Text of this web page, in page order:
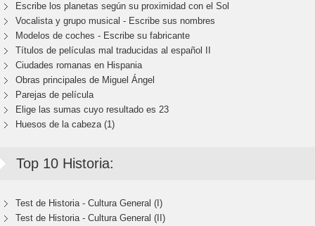
Escribe los planetas según su proximidad con el Sol
Vocalista y grupo musical - Escribe sus nombres
Modelos de coches - Escribe su fabricante
Títulos de películas mal traducidas al español II
Ciudades romanas en Hispania
Obras principales de Miguel Ángel
Parejas de película
Elige las sumas cuyo resultado es 23
Huesos de la cabeza (1)
Top 10 Historia:
Test de Historia - Cultura General (I)
Test de Historia - Cultura General (II)